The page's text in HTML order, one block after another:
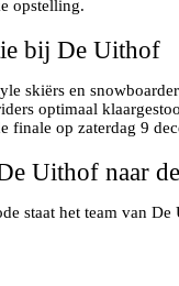
opstelling.
bij De Uithof
skiërs en
optimaal
finale op zaterdag 9
Uithof naar
staat het team van